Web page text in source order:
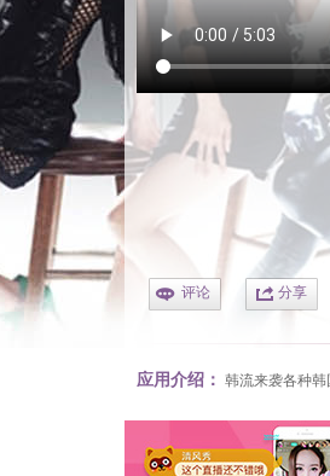
评论 分享
应用介绍： 韩流来袭各种韩